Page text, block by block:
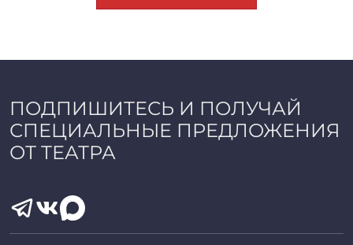
ПОДПИШИТЕСЬ И ПОЛУЧАЙ
СПЕЦИАЛЬНЫЕ ПРЕДЛОЖЕНИЯ
ОТ ТЕАТРА